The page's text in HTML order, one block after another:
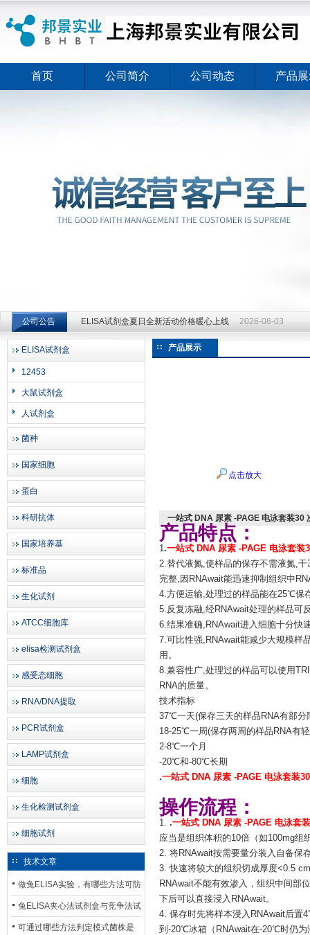
上海邦景实业有限公司
首页 公司简介 公司动态 产品
公司公告 ELISA试剂盒夏日全新活动价格暖心上线 2026-08-03
ELISA试剂盒夏日全新活动价格暖心上线
ELISA试剂盒
12453
大鼠试剂盒
人试剂盒
菌种
国家细胞
蛋白
科研抗体
国家培养基
标准品
生化试剂
ATCC细胞库
elisa检测试剂盒
感受态细胞
RNA/DNA提取
PCR试剂盒
LAMP试剂盒
细胞
生化检测试剂盒
细胞试剂
技术文章
做兔ELISA实验，有哪些方法可防
止平台效应发生？
兔ELISA夹心法试剂盒与竞争法试
剂盒，适用检测场景存在哪些差
可通过哪些方法判定模式菌株是
产品展示
点击放大
一站式 DNA 尿素 -PAGE 电泳套装30
产品特点：
1.一站式 DNA 尿素 -PAGE 电泳套装
2.替代液氮,使样品的保存不需液氮,
完整,因RNAwait能迅速抑制组织中
4.方便运输,处理过的样品能在25℃保
5.反复冻融,经RNAwait处理的样品可
6.结果准确,RNAwait进入细胞十分快
7.可比性强,RNAwait能减少大规模样
用。
8.兼容性广,处理过的样品可以使用
RNA的质量。
技术指标
37℃一天(保存三天的样品RNA有部分
18-25℃一周(保存两周的样品RNA有
2-8℃一个月
-20℃和-80℃长期
.一站式 DNA 尿素 -PAGE 电泳套装
操作流程：
1. .一站式 DNA 尿素 -PAGE 电泳套
应当是组织体积的10倍（如100mg组
2. 将RNAwait按需要量分装入自备保
3. 快速将较大的组织切成厚度<0.5
RNAwait不能有效渗入，组织中间部
下后可以直接浸入RNAwait。
4. 保存时先将样本浸入RNAwait后置
到-20℃冰箱（RNAwait在-20℃时仍为